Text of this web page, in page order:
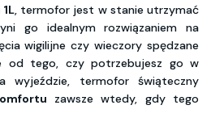
, termofor jest w stanie utrzymać
go idealnym rozwiązaniem na
wigilijne czy wieczory spędzane
od tego, czy potrzebujesz go w
wyjeździe, termofor świąteczny
zawsze wtedy, gdy tego